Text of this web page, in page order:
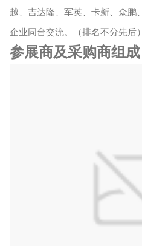
越、吉达隆、军英、卡新、众鹏
企业同台交流。（排名不分先后）
参展商及采购商组成